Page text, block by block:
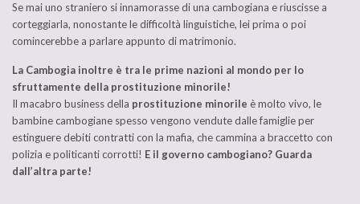
Se mai uno straniero si innamorasse di una cambogiana e riuscisse a
corteggiarla, nonostante le difficoltà linguistiche, lei prima o poi
comincerebbe a parlare appunto di matrimonio.
La Cambogia inoltre è tra le prime nazioni al mondo per lo
sfruttamente della prostituzione minorile!
Il macabro business della prostituzione minorile è molto vivo, le
bambine cambogiane spesso vengono vendute dalle famiglie per
estinguere debiti contratti con la mafia, che cammina a braccetto con
polizia e politicanti corrotti! E il governo cambogiano? Guarda
dall’altra parte!